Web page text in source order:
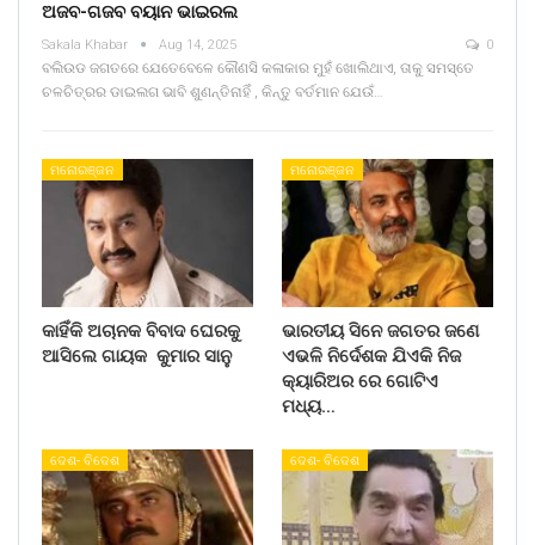
ଅଜବ-ଗଜବ ବୟାନ ଭାଇରଲ
Sakala Khabar Aug 14, 2025 0
ବଲିଉଡ ଜଗତରେ ଯେତେବେଳେ କୌଣସି କଳାକାର ମୁହଁ ଖୋଲିଥାଏ, ତାକୁ ସମସ୍ତେ
ଚଳଚିତ୍ରର ଡାଇଲଗ ଭାବି ଶୁଣନ୍ତିନାହିଁ , କିନ୍ତୁ ବର୍ତମାନ ଯେଉଁ…
ମନୋରଞ୍ଜନ
କାହିଁକି ଅଚାନକ ବିବାଦ ଘେରକୁ
ଆସିଲେ ଗାୟକ କୁମାର ସାନୁ
ମନୋରଞ୍ଜନ
ଭାରତୀୟ ସିନେ ଜଗତର ଜଣେ
ଏଭଳି ନିର୍ଦେଶକ ଯିଏକି ନିଜ
କ୍ୟାରିଅର ରେ ଗୋଟିଏ
ମଧ୍ୟ…
ଦେଶ- ବିଦେଶ ଦେଶ- ବିଦେଶ